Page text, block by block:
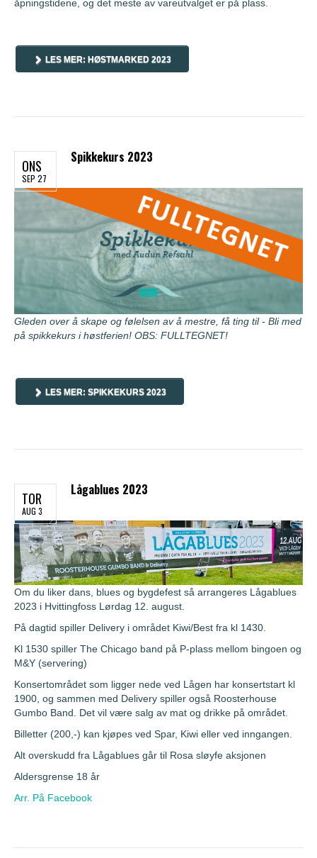
åpningstidene, og det meste av vareutvalget er på plass.
LES MER: HØSTMARKED 2023
ONS
SEP 27
Spikkekurs 2023
Gleden over å skape og følelsen av å mestre, få ting til - Bli med
på spikkekurs i høstferien! OBS: FULLTEGNET!
LES MER: SPIKKEKURS 2023
TOR
AUG 3
Lågablues 2023
Om du liker dans, blues og bygdefest så arrangeres Lågablues
2023 i Hvittingfoss Lørdag 12. august.
På dagtid spiller Delivery i området Kiwi/Best fra kl 1430.
Kl 1530 spiller The Chicago band på P-plass mellom bingoen og
M&Y (servering)
Konsertområdet som ligger nede ved Lågen har konsertstart kl
1900, og sammen med Delivery spiller også Roosterhouse
Gumbo Band. Det vil være salg av mat og drikke på området.
Billetter (200,-) kan kjøpes ved Spar, Kiwi eller ved inngangen.
Alt overskudd fra Lågablues går til Rosa sløyfe aksjonen
Aldersgrense 18 år
Arr. På Facebook